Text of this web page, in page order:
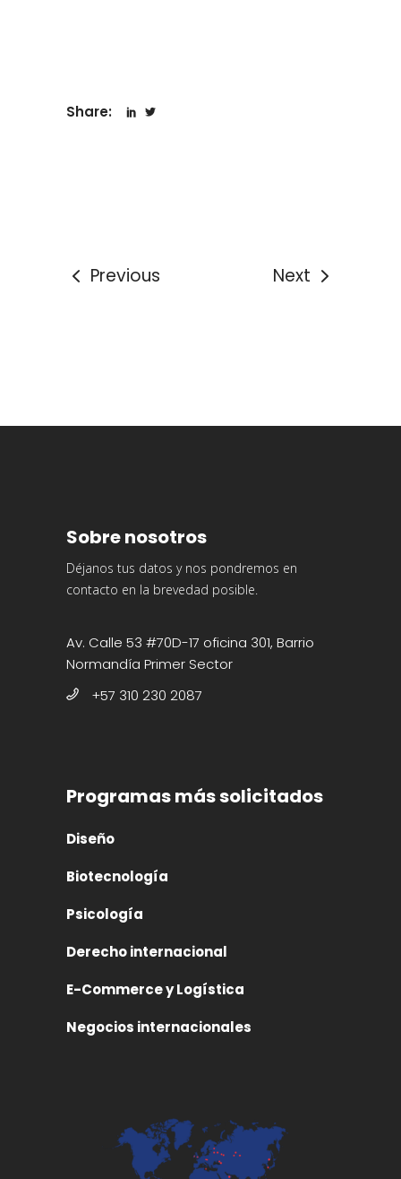
Share:
Previous Next
Sobre nosotros
Déjanos tus datos y nos pondremos en
contacto en la brevedad posible.
Av. Calle 53 #70D-17 oficina 301, Barrio
Normandía Primer Sector
+57 310 230 2087
Programas más solicitados
Diseño
Biotecnología
Psicología
Derecho internacional
E-Commerce y Logística
Negocios internacionales